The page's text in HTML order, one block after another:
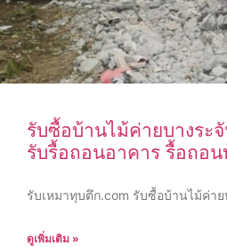
รับซื้อบ้านไม้ค่ายบางระ
รับรื้อถอนอาคาร รื้อถอ
รับเหมาทุบตึก.com รับซื้อบ้านไม้ค่าย
ดูเพิ่มเติม »